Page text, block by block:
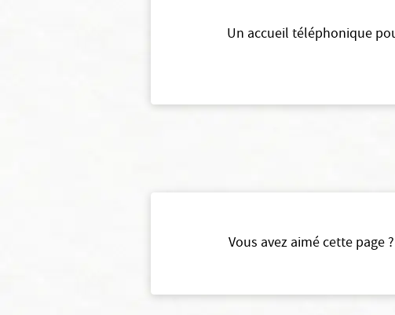
Un accueil téléphonique
Vous avez aimé cette page